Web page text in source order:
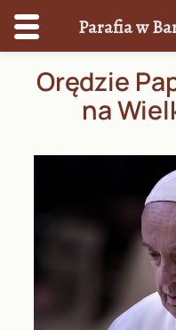
PrzejdźOrędzie
na
Parafia w